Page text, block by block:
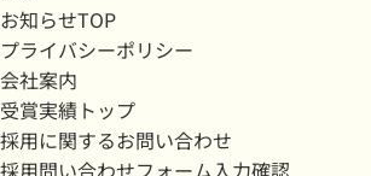
お知らせTOP
プライバシーポリシー
会社案内
受賞実績トップ
採用に関するお問い合わせ
採用問い合わせフォーム入力確認